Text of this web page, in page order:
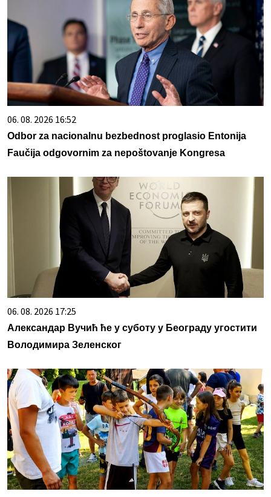
06. 08. 2026 16:52
Odbor za nacionalnu bezbednost proglasio Entonija
Faučija odgovornim za nepoštovanje Kongresa
06. 08. 2026 17:25
Александар Вучић ће у суботу у Београду угостити
Володимира Зеленског